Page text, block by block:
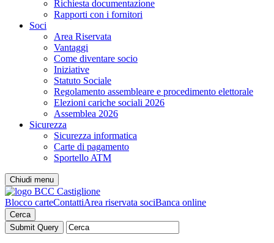
Richiesta documentazione
Rapporti con i fornitori
Soci
Area Riservata
Vantaggi
Come diventare socio
Iniziative
Statuto Sociale
Regolamento assembleare e procedimento elettorale
Elezioni cariche sociali 2026
Assemblea 2026
Sicurezza
Sicurezza informatica
Carte di pagamento
Sportello ATM
Chiudi menu
Blocco carteContattiArea riservata sociBanca online
Cerca